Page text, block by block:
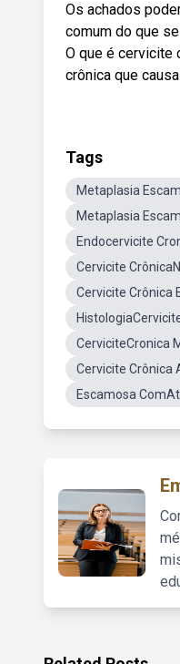
Os achados
comum do que
O que é cervicite
crônica que
Tags
Metaplasia
Metaplasia
Endocervicite
Cervicite
Cervicite Crônica
CerviciteCronica
Cervicite Crônica
Escamosa